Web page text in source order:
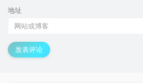
地址
发表评论